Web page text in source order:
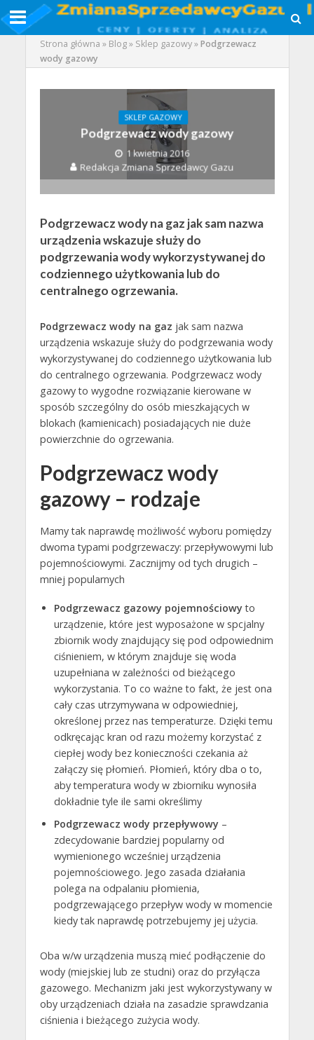
Strona główna » Blog» Sklep gazowy»Podgrzewacz
wody gazowy
SKLEP GAZOWY
Podgrzewacz wody gazowy
1 kwietnia 2016
Redakcja Zmiana Sprzedawcy Gazu
Podgrzewacz wody na gaz jak sam nazwa
urządzenia wskazuje służy do
podgrzewania wody wykorzystywanej do
codziennego użytkowania lub do
centralnego ogrzewania.
Podgrzewacz wody na gaz jak sam nazwa
urządzenia wskazuje służy do podgrzewania wody
wykorzystywanej do codziennego użytkowania lub
do centralnego ogrzewania. Podgrzewacz wody
gazowy to wygodne rozwiązanie kierowane w
sposób szczególny do osób mieszkających w
blokach (kamienicach) posiadających nie duże
powierzchnie do ogrzewania.
Podgrzewacz wody
gazowy – rodzaje
Mamy tak naprawdę możliwość wyboru pomiędzy
dwoma typami podgrzewaczy: przepływowymi lub
pojemnościowymi. Zacznijmy od tych drugich –
mniej popularnych
Podgrzewacz gazowy pojemnościowyto
urządzenie, które jest wyposażone w spcjalny
zbiornik wody znajdujący się pod odpowiednim
ciśnieniem, w którym znajduje się woda
uzupełniana w zależności od bieżącego
wykorzystania. To co ważne to fakt, że jest ona
cały czas utrzymywana w odpowiedniej,
określonej przez nas temperaturze. Dzięki temu
odkręcając kran od razu możemy korzystać z
ciepłej wody bez konieczności czekania aż
załączy się płomień. Płomień, który dba o to,
aby temperatura wody w zbiorniku wynosiła
dokładnie tyle ile sami określimy
Podgrzewacz wody przepływowy–
zdecydowanie bardziej popularny od
wymienionego wcześniej urządzenia
pojemnościowego. Jego zasada działania
polega na odpalaniu płomienia,
podgrzewającego przepływ wody w momencie
kiedy tak naprawdę potrzebujemy jej użycia.
Oba w/w urządzenia muszą mieć podłączenie do
wody (miejskiej lub ze studni) oraz do przyłącza
gazowego. Mechanizm jaki jest wykorzystywany w
oby urządzeniach działa na zasadzie sprawdzania
ciśnienia i bieżącego zużycia wody.